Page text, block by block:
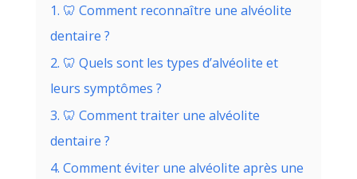
1. 🦷 Comment reconnaître une alvéolite
dentaire ?
2. 🦷 Quels sont les types d’alvéolite et
leurs symptômes ?
3. 🦷 Comment traiter une alvéolite
dentaire ?
4. Comment éviter une alvéolite après une